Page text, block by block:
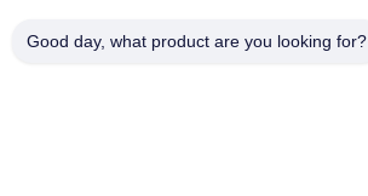
Good day, what product are you looking for?